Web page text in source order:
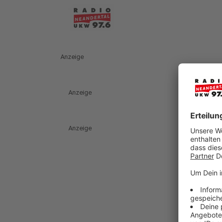
Anzeige
Anzeige
Anzeige